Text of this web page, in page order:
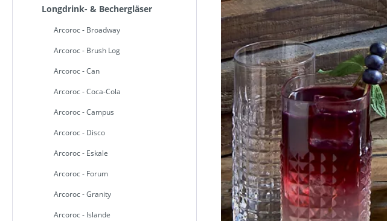
Longdrink- & Bechergläser
Arcoroc - Broadway
Arcoroc - Brush Log
Arcoroc - Can
Arcoroc - Coca-Cola
Arcoroc - Campus
Arcoroc - Disco
Arcoroc - Eskale
Arcoroc - Forum
Arcoroc - Granity
Arcoroc - Islande